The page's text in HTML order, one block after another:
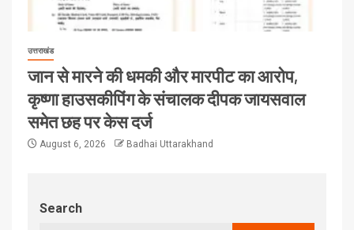
उत्तराखंड
जान से मारने की धमकी और मारपीट का आरोप,
कृष्णा हाउसकीपिंग के संचालक दीपक जायसवाल
समेत छह पर केस दर्ज
August 6, 2026 Badhai Uttarakhand
Search